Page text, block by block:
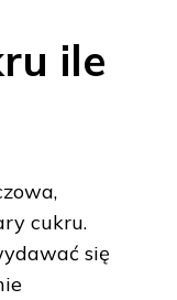
ile
cukru.
się